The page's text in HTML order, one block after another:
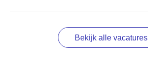
Bekijk alle vacatures